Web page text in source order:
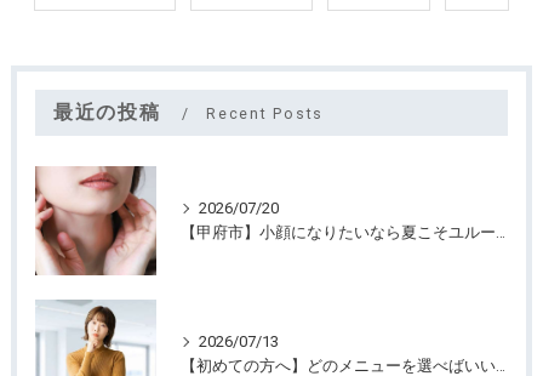
最近の投稿 Recent Posts
2026/07/20
2026/07/13
【初めての方へ】どのメニューを選べばいいのか迷っていませんか？